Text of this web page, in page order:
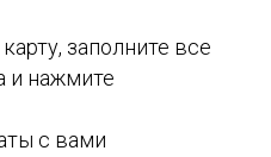
заполните все
и нажмите
с вами